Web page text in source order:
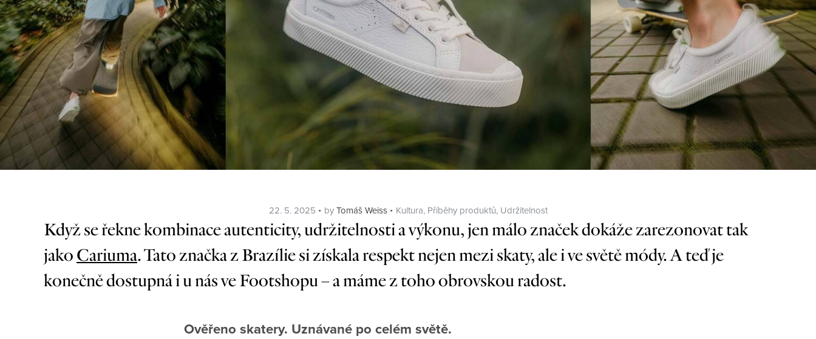
Posted
on
22. 5. 2025 by Tomáš Weiss Categories
Kultura, Příběhy produktů, Udržitelnost
Když se řekne kombinace autenticity, udržitelnosti a výkonu, jen málo značek dokáže zarezonovat tak
jako Cariuma. Tato značka z Brazílie si získala respekt nejen mezi skaty, ale i ve světě módy. A teď je
konečně dostupná i u nás ve Footshopu – a máme z toho obrovskou radost.
Ověřeno skatery. Uznávané po celém světě.